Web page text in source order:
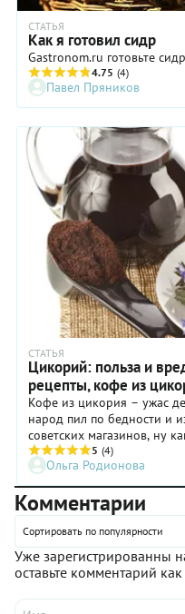
СТАТЬЯ
Как я готовил сидр
Gastronom.ru готовьте
4.75 (4)
Павел Пряников
СТАТЬЯ
Цикорий: польза и
рецепты, кофе из
Кофе из цикория – ужас
народ пил по бедности и
советских магазинов, ну
сейчас все наоборот:
цикорием, по доброй воле.
5 (4)
Ольга Родионова
Комментарии
Сортировать по популярности
Уже зарегистрированны
оставьте комментарий как